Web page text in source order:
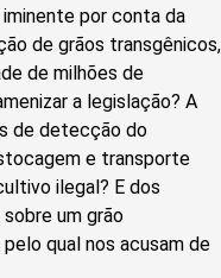
por conta da
de grãos transgênicos,
de milhões de
a legislação? A
de detecção do
e transporte
ilegal? E dos
um grão
qual nos acusam de